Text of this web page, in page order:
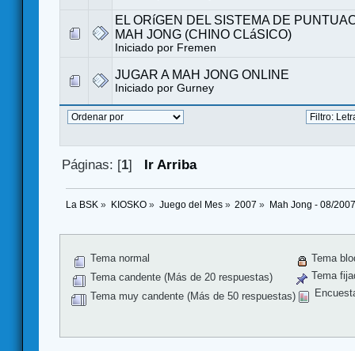
EL ORíGEN DEL SISTEMA DE
MAH JONG (CHINO CLáSICO)
Iniciado por Fremen
JUGAR A MAH JONG ONLINE
Iniciado por Gurney
Páginas: [1] Ir Arriba
La BSK » KIOSKO» Juego del Mes» 2007 » Mah Jong - 08/2007
Tema normal
Tema candente (Más de 20 respuestas)
Tema muy candente (Más de 50 respuestas)
Tema
Tema